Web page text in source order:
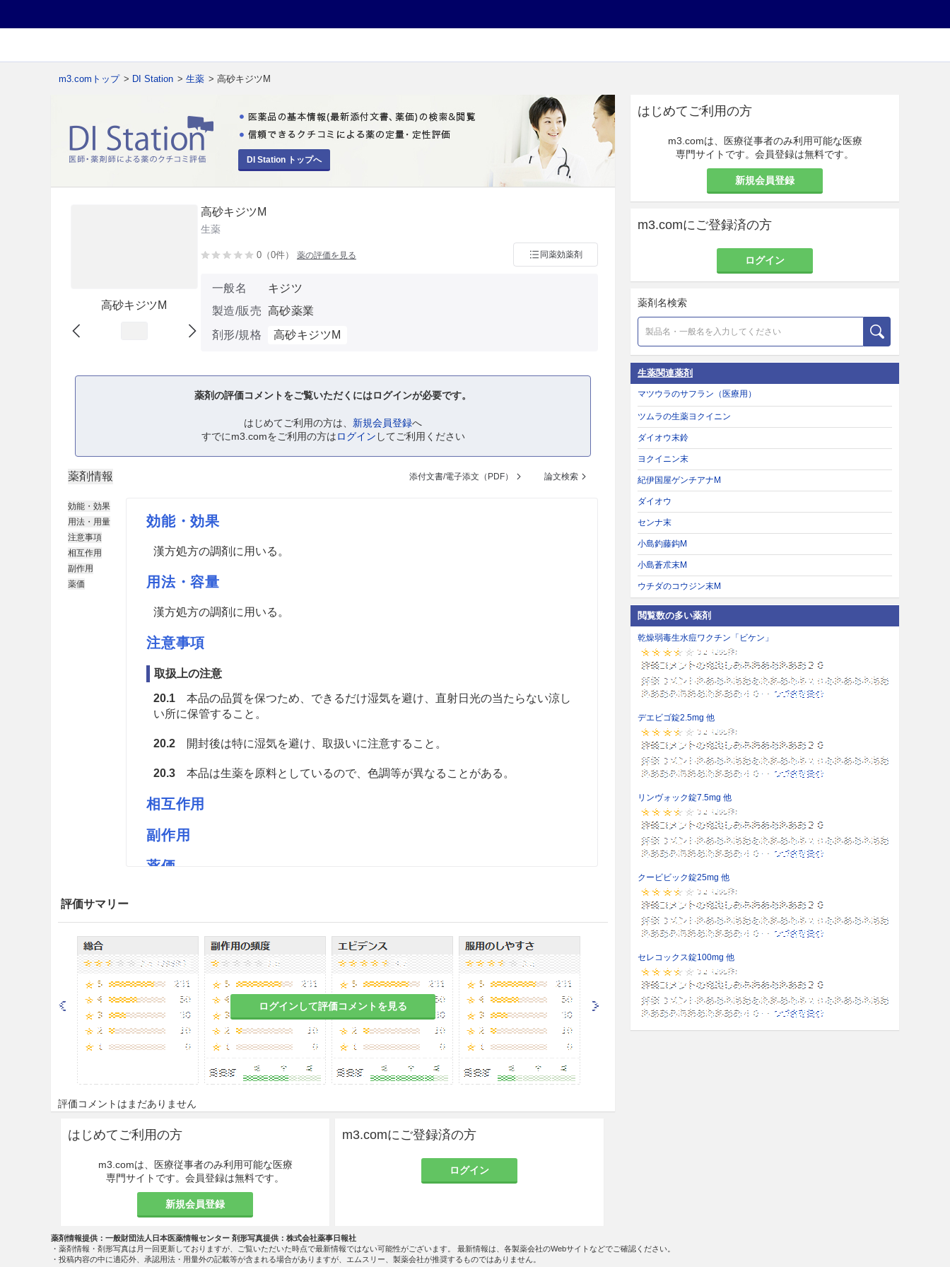
m3.comトップ > DI Station > 生薬 > 高砂キジツM
DI Station トップへ
高砂キジツM
高砂キジツM
生薬
0（0件） 薬の評価を見る 同薬効薬剤
一般名
キジツ
製造/販売 高砂薬業
剤形/規格
高砂キジツM
薬剤の評価コメントをご覧いただくにはログインが必要です。
はじめてご利用の方は、 新規会員登録へ
すでにm3.comをご利用の方はログイン してご利用ください
薬剤情報 添付文書/電子添文（PDF） 論文検索
効能・効果
用法・用量
注意事項
相互作用
副作用
薬価
効能・効果
漢方処方の調剤に用いる。
用法・容量
漢方処方の調剤に用いる。
注意事項
取扱上の注意
20.1本品の品質を保つため、できるだけ湿気を避け、直射日光の当たらない涼し
い所に保管すること。
20.2開封後は特に湿気を避け、取扱いに注意すること。
20.3本品は生薬を原料としているので、色調等が異なることがある。
相互作用
副作用
薬価
評価サマリー
ログインして評価コメントを見る
評価コメントはまだありません
はじめてご利用の方
m3.comは、医療従事者のみ利用可能な医療
専門サイトです。会員登録は無料です。
新規会員登録
m3.comにご登録済の方
ログイン
はじめてご利用の方
m3.comは、医療従事者のみ利用可能な医療
専門サイトです。会員登録は無料です。
新規会員登録
m3.comにご登録済の方
ログイン
薬剤名検索
生薬関連薬剤
マツウラのサフラン（医療用）
ツムラの生薬ヨクイニン
ダイオウ末鈴
ヨクイニン末
紀伊国屋ゲンチアナM
ダイオウ
センナ末
小島釣藤鈎M
小島蒼朮末M
ウチダのコウジン末M
閲覧数の多い薬剤
乾燥弱毒生水痘ワクチン「ビケン」
デエビゴ錠2.5mg 他
リンヴォック錠7.5mg 他
クービビック錠25mg 他
セレコックス錠100mg 他
薬剤情報提供：一般財団法人日本医薬情報センター 剤形写真提供：株式会社薬事日報社
・薬剤情報・剤形写真は月一回更新しておりますが、ご覧いただいた時点で最新情報ではない可能性がございます。 最新情報は、各製薬会社のWebサイトなどでご確認ください。
・投稿内容の中に適応外、承認用法・用量外の記載等が含まれる場合がありますが、エムスリー、製薬会社が推奨するものではありません。